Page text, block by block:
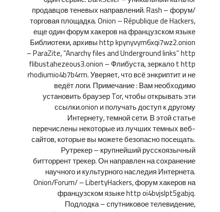
продавцов теневых направлений. Rash – форум/
торговая площадка. Onion – République de Hackers,
еще один форум хакеров на французском языке
Библиотеки, архивы http kpynyvym6xqi7wz2.onion
– ParaZite, “Anarchy files and Underground links” http
flibustahezeous3.onion – Флибуста, зеркало t http
rhodiumio4b7b4rm. Уверяет, что всё энкриптит и не
ведёт логи. Примечание : Вам необходимо
установить браузер Tor, чтобы открывать эти
ссылки.onion и получать доступ к другому
Интернету, темной сети. В этой статье
перечислены некоторые из лучших темных веб-
сайтов, которые вы можете безопасно посещать.
Рутрекер – крупнейший русскоязычный
битторрент трекер. Он направлен на сохранение
научного и культурного наследия Интернета.
Onion/Forum/ – LibertyHackers, форум хакеров на
французском языке http oi4bvjslpt5gabjq.
Подлодка – спутниковое телевидение,